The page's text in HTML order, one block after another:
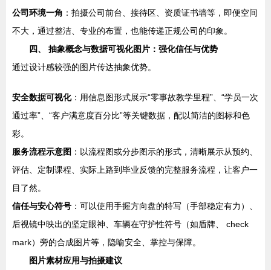
公司环境一角 ：拍摄公司前台、接待区、资质证书墙等，即便空间
不大，通过整洁、专业的布置，也能传递正规公司的印象。
四、 抽象概念与数据可视化图片：强化信任与优势
通过设计感较强的图片传达抽象优势。
安全数据可视化：用信息图形式展示“零事故教学里程”、“学员一次
通过率”、“客户满意度百分比”等关键数据，配以简洁的图标和色
彩。
服务流程示意图 ：以流程图或分步图示的形式，清晰展示从预约、
评估、定制课程、实际上路到毕业反馈的完整服务流程，让客户一
目了然。
信任与安心符号 ：可以使用手握方向盘的特写（手部稳定有力）、
后视镜中映出的坚定眼神、车辆在守护性符号（如盾牌、 check
mark）旁的合成图片等，隐喻安全、掌控与保障。
图片素材应用与拍摄建议